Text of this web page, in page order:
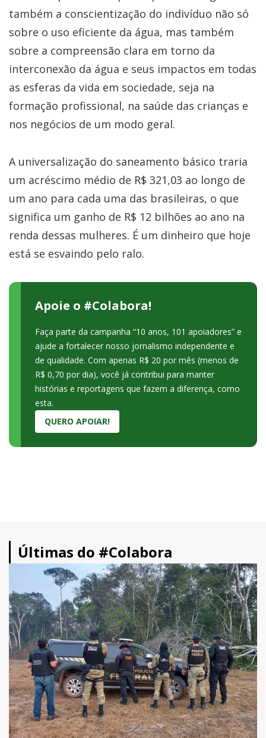
também a conscientização do indivíduo não só
sobre o uso eficiente da água, mas também
sobre a compreensão clara em torno da
interconexão da água e seus impactos em todas
as esferas da vida em sociedade, seja na
formação profissional, na saúde das crianças e
nos negócios de um modo geral.
A universalização do saneamento básico traria
um acréscimo médio de R$ 321,03 ao longo de
um ano para cada uma das brasileiras, o que
significa um ganho de R$ 12 bilhões ao ano na
renda dessas mulheres. É um dinheiro que hoje
está se esvaindo pelo ralo.
Apoie o #Colabora!
Faça parte da campanha “10 anos, 101 apoiadores” e
ajude a fortalecer nosso jornalismo independente e
de qualidade. Com apenas R$ 20 por mês (menos de
R$ 0,70 por dia), você já contribui para manter
histórias e reportagens que fazem a diferença, como
esta.
QUERO APOIAR!
Últimas do #Colabora